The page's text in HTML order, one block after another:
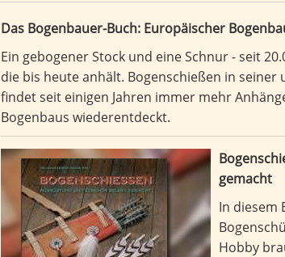
Das Bogenbauer-Buch: Europäischer
Ein gebogener Stock und eine Schnur - seit
die bis heute anhält. Bogenschießen in
findet seit einigen Jahren immer mehr
Bogenbaus wiederentdeckt.
gemacht
In diesem
Hobby